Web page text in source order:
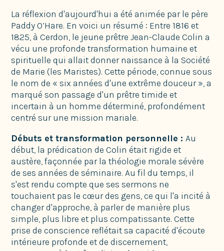
La réflexion d'aujourd'hui a été animée par le père
Paddy O’Hare. En voici un résumé : Entre 1816 et
1825, à Cerdon, le jeune prêtre Jean-Claude Colin a
vécu une profonde transformation humaine et
spirituelle qui allait donner naissance à la Société
de Marie (les Maristes). Cette période, connue sous
le nom de « six années d'une extrême douceur », a
marqué son passage d'un prêtre timide et
incertain à un homme déterminé, profondément
centré sur une mission mariale.
Débuts et transformation personnelle :Au
début, la prédication de Colin était rigide et
austère, façonnée par la théologie morale sévère
de ses années de séminaire. Au fil du temps, il
s'est rendu compte que ses sermons ne
touchaient pas le cœur des gens, ce qui l'a incité à
changer d'approche, à parler de manière plus
simple, plus libre et plus compatissante. Cette
prise de conscience reflétait sa capacité d'écoute
intérieure profonde et de discernement,